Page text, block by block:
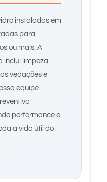
instaladas em
para
ou mais. A
inclui limpeza
vedações e
equipe
performance e
a vida útil do